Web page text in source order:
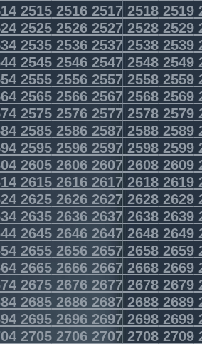
251525162517 25182519
252525262527 25282529
253525362537 25382539
254525462547 25482549
255525562557 25582559
256525662567 25682569
257525762577 25782579
258525862587 25882589
259525962597 25982599
260526062607 26082609
261526162617 26182619
262526262627 26282629
263526362637 26382639
264526462647 26482649
265526562657 26582659
266526662667 26682669
267526762677 26782679
268526862687 26882689
269526962697 26982699
270527062707 27082709